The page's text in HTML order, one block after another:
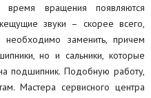
вращения появляются
звуки – скорее всего,
заменить, причем
но и сальники, которые
подшипник. Подобную работу,
Мастера сервисного центра